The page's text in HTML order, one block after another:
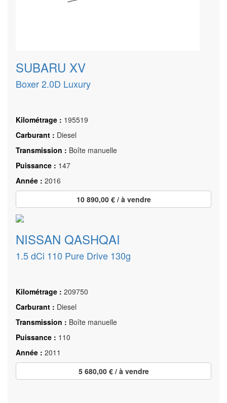
SUBARU XV
Boxer 2.0D Luxury
Kilométrage : 195519
Carburant : Diesel
Transmission : Boîte manuelle
Puissance : 147
Année : 2016
10 890,00 € / à vendre
NISSAN QASHQAI
1.5 dCi 110 Pure Drive 130g
Kilométrage : 209750
Carburant : Diesel
Transmission : Boîte manuelle
Puissance : 110
Année : 2011
5 680,00 € / à vendre